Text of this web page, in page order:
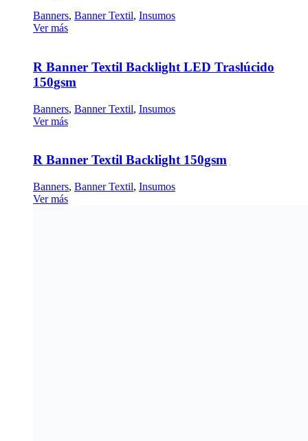
Banners, Banner Textil, Insumos
Ver más
R Banner Textil Backlight LED Traslúcido
150gsm
Banners, Banner Textil, Insumos
Ver más
R Banner Textil Backlight 150gsm
Banners, Banner Textil, Insumos
Ver más